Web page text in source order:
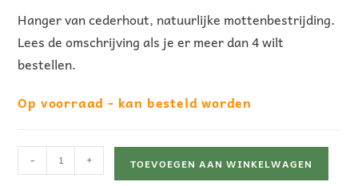
d opklant
g
Hanger van cederhout, natuurlijke mottenbestrijding.
Lees de omschrijving als je er meer dan 4 wilt
bestellen.
Op voorraad - kan besteld worden
- + TOEVOEGEN AAN WINKELWAGEN